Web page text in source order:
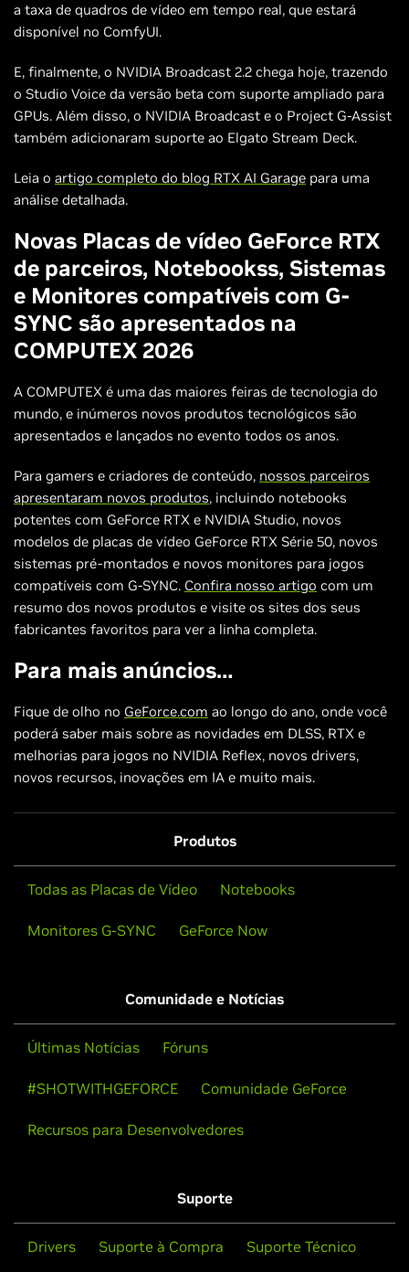
a taxa de quadros de vídeo em tempo real, que estará
disponível no ComfyUI.
E, finalmente, o NVIDIA Broadcast 2.2 chega hoje, trazendo
o Studio Voice da versão beta com suporte ampliado para
GPUs. Além disso, o NVIDIA Broadcast e o Project G-Assist
também adicionaram suporte ao Elgato Stream Deck.
Leia o artigo completo do blog RTX AI Garage para uma
análise detalhada.
Novas Placas de vídeo GeForce RTX
de parceiros, Notebookss, Sistemas
e Monitores compatíveis com G-
SYNC são apresentados na
COMPUTEX 2026
A COMPUTEX é uma das maiores feiras de tecnologia do
mundo, e inúmeros novos produtos tecnológicos são
apresentados e lançados no evento todos os anos.
Para gamers e criadores de conteúdo, nossos parceiros
apresentaram novos produtos, incluindo notebooks
potentes com GeForce RTX e NVIDIA Studio, novos
modelos de placas de vídeo GeForce RTX Série 50, novos
sistemas pré-montados e novos monitores para jogos
compatíveis com G-SYNC. Confira nosso artigo com um
resumo dos novos produtos e visite os sites dos seus
fabricantes favoritos para ver a linha completa.
Para mais anúncios…
Fique de olho no GeForce.com ao longo do ano, onde você
poderá saber mais sobre as novidades em DLSS, RTX e
melhorias para jogos no NVIDIA Reflex, novos drivers,
novos recursos, inovações em IA e muito mais.
Produtos
Todas as Placas de Vídeo Notebooks
Monitores G-SYNC GeForce Now
Comunidade e Notícias
Últimas Notícias Fóruns
#SHOTWITHGEFORCE Comunidade GeForce
Recursos para Desenvolvedores
Suporte
Drivers Suporte à Compra Suporte Técnico